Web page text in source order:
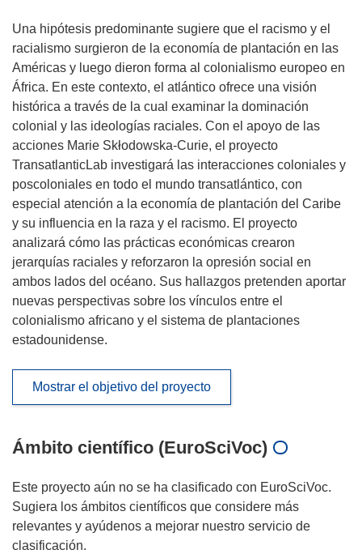
Una hipótesis predominante sugiere que el racismo y el
racialismo surgieron de la economía de plantación en las
Américas y luego dieron forma al colonialismo europeo en
África. En este contexto, el atlántico ofrece una visión
histórica a través de la cual examinar la dominación
colonial y las ideologías raciales. Con el apoyo de las
acciones Marie Skłodowska-Curie, el proyecto
TransatlanticLab investigará las interacciones coloniales y
poscoloniales en todo el mundo transatlántico, con
especial atención a la economía de plantación del Caribe
y su influencia en la raza y el racismo. El proyecto
analizará cómo las prácticas económicas crearon
jerarquías raciales y reforzaron la opresión social en
ambos lados del océano. Sus hallazgos pretenden aportar
nuevas perspectivas sobre los vínculos entre el
colonialismo africano y el sistema de plantaciones
estadounidense.
Mostrar el objetivo del proyecto
Ámbito científico (EuroSciVoc)
Este proyecto aún no se ha clasificado con EuroSciVoc.
Sugiera los ámbitos científicos que considere más
relevantes y ayúdenos a mejorar nuestro servicio de
clasificación.